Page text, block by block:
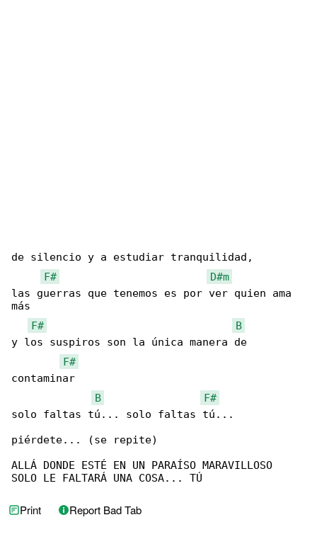
de silencio y a estudiar tranquilidad,
F#
D#m
las guerras que tenemos es por ver quien ama
más
F#
B
y los suspiros son la única manera de
F#
contaminar
B
F#
solo faltas tú... solo faltas tú...
piérdete... (se repite)
ALLÁ DONDE ESTÉ EN UN PARAÍSO MARAVILLOSO
SOLO LE FALTARÁ UNA COSA... TÚ
Print Report Bad Tab